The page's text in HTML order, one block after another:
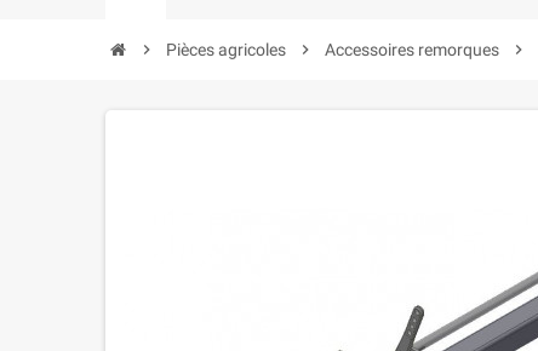
chevron_right Pièces agricoles chevron_right Accessoires remorques chevron_right